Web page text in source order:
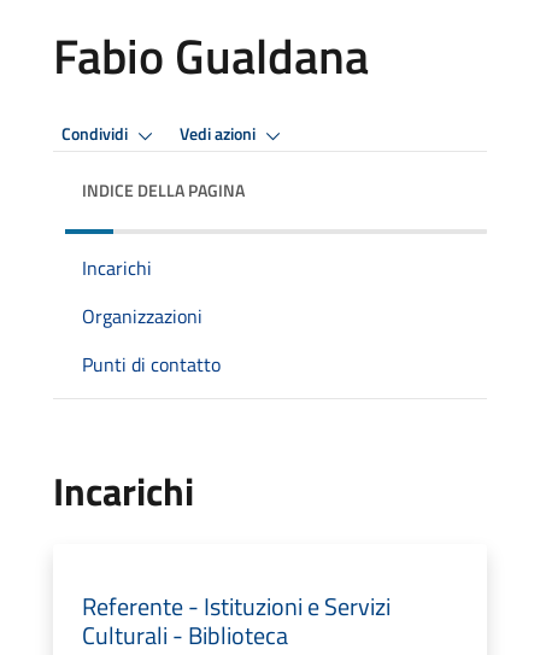
Fabio Gualdana
Condividi Vedi azioni
INDICE DELLA PAGINA
Incarichi
Organizzazioni
Punti di contatto
Incarichi
Referente - Istituzioni e Servizi
Culturali - Biblioteca